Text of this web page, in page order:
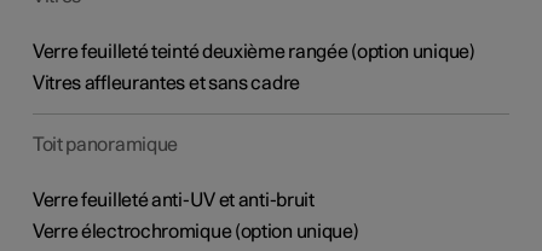
Verre feuilleté teinté deuxième rangée (option unique)
Vitres affleurantes et sans cadre
Toit panoramique
Verre feuilleté anti-UV et anti-bruit
Verre électrochromique (option unique)